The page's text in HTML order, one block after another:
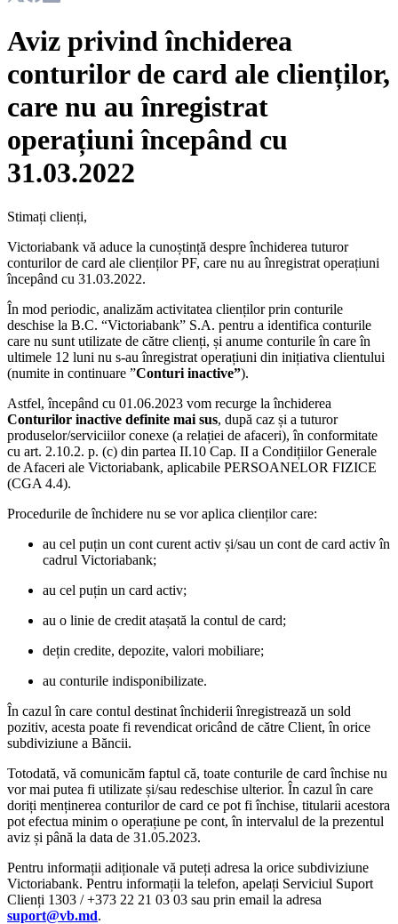
Aviz privind închiderea
conturilor de card ale clienților,
care nu au înregistrat
operațiuni începând cu
31.03.2022
Stimați clienți,
Victoriabank vă aduce la cunoștință despre închiderea tuturor
conturilor de card ale clienților PF, care nu au înregistrat operațiuni
începând cu 31.03.2022.
În mod periodic, analizăm activitatea clienților prin conturile
deschise la B.C. “Victoriabank” S.A. pentru a identifica conturile
care nu sunt utilizate de către clienți, și anume conturile în care în
ultimele 12 luni nu s-au înregistrat operațiuni din inițiativa clientului
(numite in continuare ”Conturi inactive”).
Astfel, începând cu 01.06.2023 vom recurge la închiderea
Conturilor inactive definite mai sus, după caz și a tuturor
produselor/serviciilor conexe (a relației de afaceri), în conformitate
cu art. 2.10.2. p. (c) din partea II.10 Cap. II a Condițiilor Generale
de Afaceri ale Victoriabank, aplicabile PERSOANELOR FIZICE
(CGA 4.4).
Procedurile de închidere nu se vor aplica clienților care:
au cel puțin un cont curent activ și/sau un cont de card activ în
cadrul Victoriabank;
au cel puțin un card activ;
au o linie de credit atașată la contul de card;
dețin credite, depozite, valori mobiliare;
au conturile indisponibilizate.
În cazul în care contul destinat închiderii înregistrează un sold
pozitiv, acesta poate fi revendicat oricând de către Client, în orice
subdiviziune a Băncii.
Totodată, vă comunicăm faptul că, toate conturile de card închise nu
vor mai putea fi utilizate și/sau redeschise ulterior. În cazul în care
doriți menținerea conturilor de card ce pot fi închise, titularii acestora
pot efectua minim o operațiune pe cont, în intervalul de la prezentul
aviz și până la data de 31.05.2023.
Pentru informații adiționale vă puteți adresa la orice subdiviziune
Victoriabank. Pentru informații la telefon, apelați Serviciul Suport
Clienți 1303 / +373 22 21 03 03 sau prin email la adresa
suport@vb.md.